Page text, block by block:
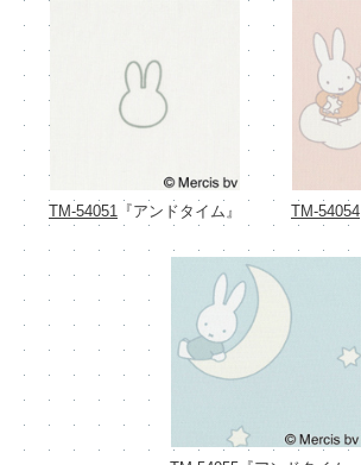
TM-54051 『アンドタイム』 TM-54054